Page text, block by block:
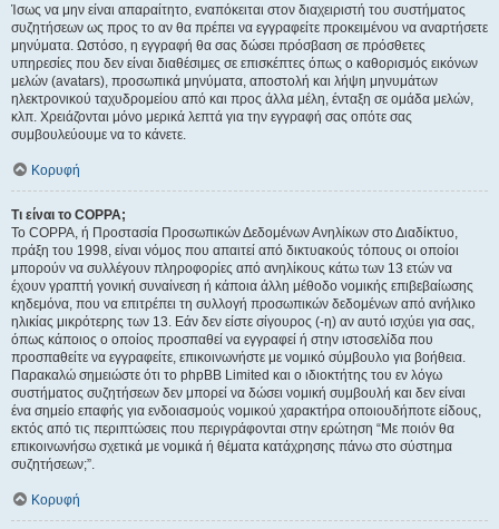
Ίσως να μην είναι απαραίτητο, εναπόκειται στον διαχειριστή του συστήματος
συζητήσεων ως προς το αν θα πρέπει να εγγραφείτε προκειμένου να αναρτήσετε
μηνύματα. Ωστόσο, η εγγραφή θα σας δώσει πρόσβαση σε πρόσθετες
υπηρεσίες που δεν είναι διαθέσιμες σε επισκέπτες όπως ο καθορισμός εικόνων
μελών (avatars), προσωπικά μηνύματα, αποστολή και λήψη μηνυμάτων
ηλεκτρονικού ταχυδρομείου από και προς άλλα μέλη, ένταξη σε ομάδα μελών,
κλπ. Χρειάζονται μόνο μερικά λεπτά για την εγγραφή σας οπότε σας
συμβουλεύουμε να το κάνετε.
Κορυφή
Τι είναι το COPPA;
Το COPPA, ή Προστασία Προσωπικών Δεδομένων Ανηλίκων στο Διαδίκτυο,
πράξη του 1998, είναι νόμος που απαιτεί από δικτυακούς τόπους οι οποίοι
μπορούν να συλλέγουν πληροφορίες από ανηλίκους κάτω των 13 ετών να
έχουν γραπτή γονική συναίνεση ή κάποια άλλη μέθοδο νομικής επιβεβαίωσης
κηδεμόνα, που να επιτρέπει τη συλλογή προσωπικών δεδομένων από ανήλικο
ηλικίας μικρότερης των 13. Εάν δεν είστε σίγουρος (-η) αν αυτό ισχύει για σας,
όπως κάποιος ο οποίος προσπαθεί να εγγραφεί ή στην ιστοσελίδα που
προσπαθείτε να εγγραφείτε, επικοινωνήστε με νομικό σύμβουλο για βοήθεια.
Παρακαλώ σημειώστε ότι το phpBB Limited και ο ιδιοκτήτης του εν λόγω
συστήματος συζητήσεων δεν μπορεί να δώσει νομική συμβουλή και δεν είναι
ένα σημείο επαφής για ενδοιασμούς νομικού χαρακτήρα οποιουδήποτε είδους,
εκτός από τις περιπτώσεις που περιγράφονται στην ερώτηση “Με ποιόν θα
επικοινωνήσω σχετικά με νομικά ή θέματα κατάχρησης πάνω στο σύστημα
συζητήσεων;”.
Κορυφή